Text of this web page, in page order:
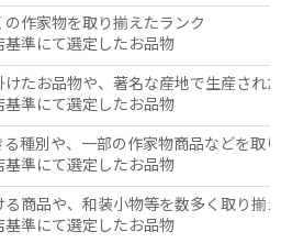
作家物を取り揃えたランク
基準にて選定したお品物
たお品物や、著名な産地で生産され
基準にて選定したお品物
種別や、一部の作家物商品などを取
基準にて選定したお品物
る商品や、和装小物等を数多く取り揃
基準にて選定したお品物